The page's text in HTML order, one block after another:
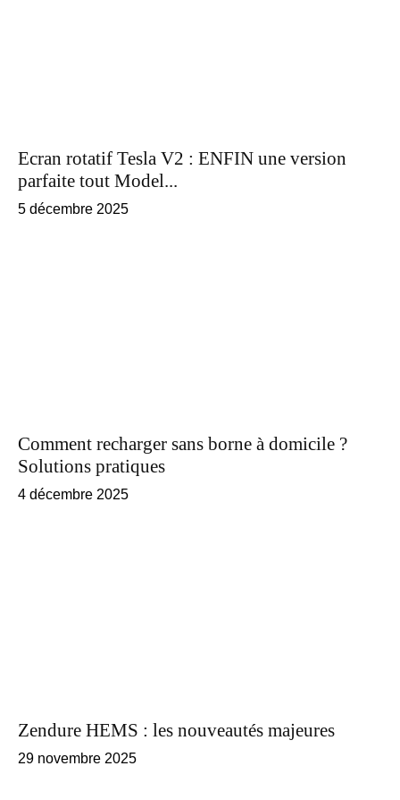
Ecran rotatif Tesla V2 : ENFIN une version
parfaite tout Model...
5 décembre 2025
Comment recharger sans borne à domicile ?
Solutions pratiques
4 décembre 2025
Zendure HEMS : les nouveautés majeures
29 novembre 2025